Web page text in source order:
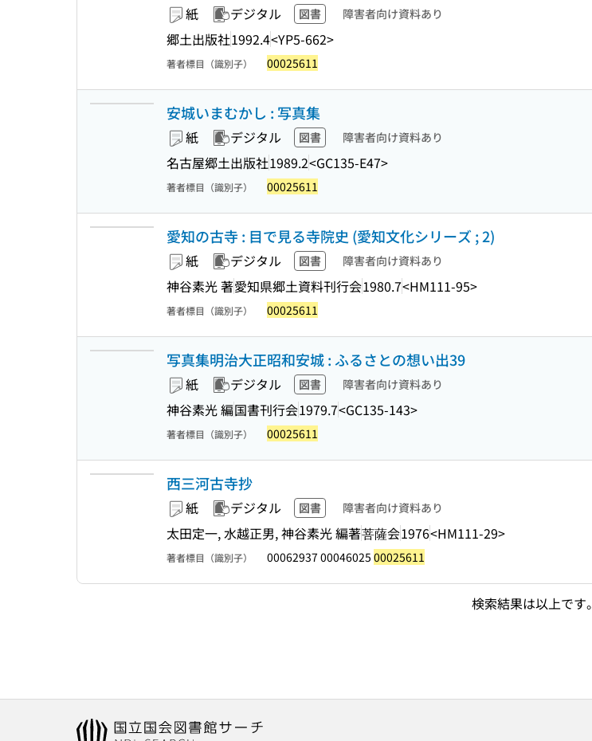
紙 デジタル 図書 障害者向け資料あり
郷土出版社1992.4<YP5-662>
著者標目（識別子） 00025611
安城いまむかし : 写真集
紙 デジタル 図書 障害者向け資料あり
名古屋郷土出版社1989.2<GC135-E47>
著者標目（識別子） 00025611
愛知の古寺 : 目で見る寺院史 (愛知文化シリーズ ; 2)
紙 デジタル 図書 障害者向け資料あり
神谷素光 著愛知県郷土資料刊行会1980.7<HM111-95>
著者標目（識別子） 00025611
写真集明治大正昭和安城 : ふるさとの想い出39
紙 デジタル 図書 障害者向け資料あり
神谷素光 編国書刊行会1979.7<GC135-143>
著者標目（識別子） 00025611
西三河古寺抄
紙 デジタル 図書 障害者向け資料あり
太田定一, 水越正男, 神谷素光 編著菩薩会1976<HM111-29>
著者標目（識別子） 00062937 00046025 00025611
検索結果は以上です。